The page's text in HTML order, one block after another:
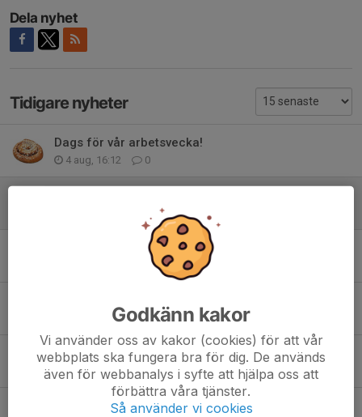
Dela nyhet
Tidigare nyheter
Dags för vår arbetsvecka!
4 aug, 16:12 0
Sommaruppehåll!
1
31 maj, 23:49 0
OBS
17 maj, 13:09 0
Arbetspass säsongen 2026
Godkänn kakor
Vi använder oss av kakor (cookies) för att vår
webbplats ska fungera bra för dig. De används
även för webbanalys i syfte att hjälpa oss att
förbättra våra tjänster.
Så använder vi cookies